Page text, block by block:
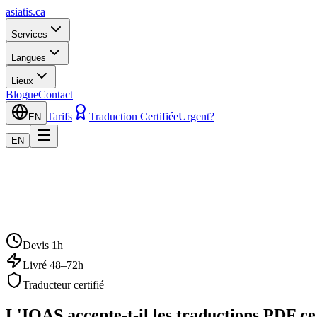
asiatis.ca
Services
Langues
Lieux
BlogueContact
EN Tarifs Traduction CertifiéeUrgent?
EN
Devis 1h
Livré 48–72h
Traducteur certifié